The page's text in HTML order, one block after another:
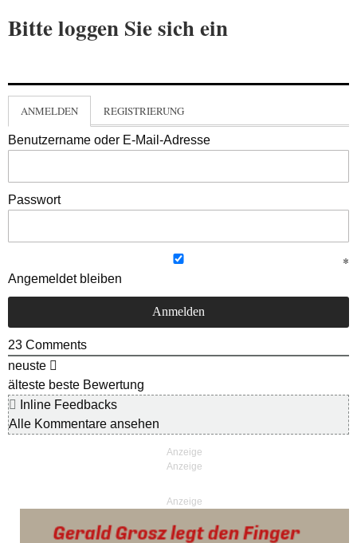
Bitte loggen Sie sich ein
ANMELDEN REGISTRIERUNG
Benutzername oder E-Mail-Adresse
Passwort
Angemeldet bleiben
23 Comments
neuste
älteste beste Bewertung
Inline Feedbacks
Alle Kommentare ansehen
Anzeige